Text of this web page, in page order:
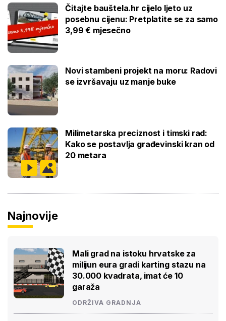
Čitajte bauštela.hr cijelo ljeto uz
posebnu cijenu: Pretplatite se za samo
3,99 € mjesečno
Novi stambeni projekt na moru: Radovi
se izvršavaju uz manje buke
Milimetarska preciznost i timski rad:
Kako se postavlja građevinski kran od
20 metara
Najnovije
Mali grad na istoku hrvatske za
milijun eura gradi karting stazu na
30.000 kvadrata, imat će 10
garaža
ODRŽIVA GRADNJA